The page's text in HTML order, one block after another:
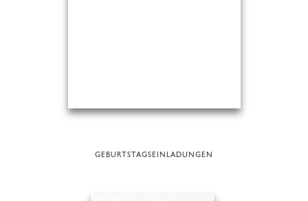
GEBURTSTAGSEINLADUNGEN